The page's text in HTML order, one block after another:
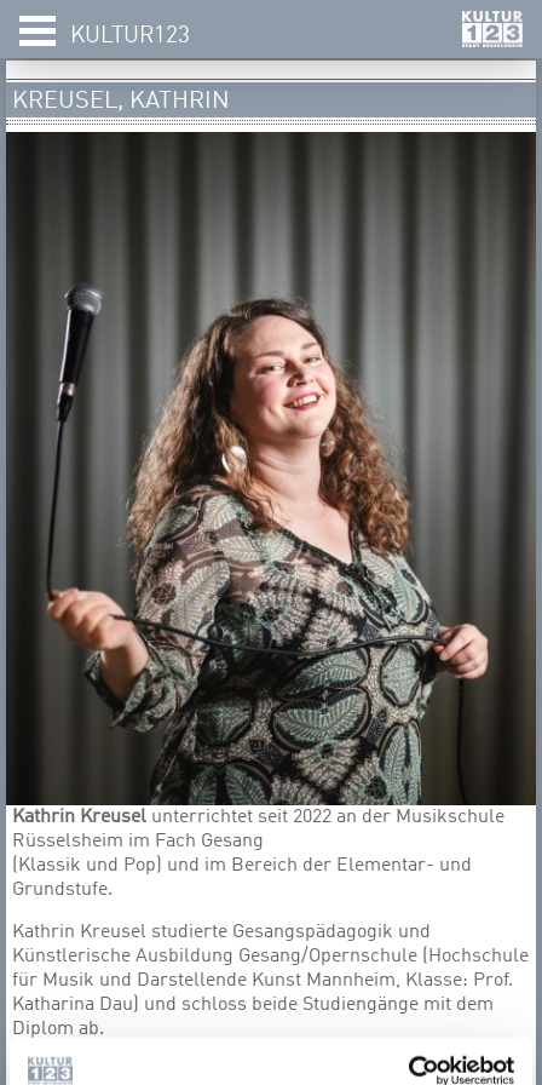
KULTUR123
KREUSEL, KATHRIN
Kathrin Kreusel unterrichtet seit 2022 an der Musikschule
Rüsselsheim im Fach Gesang
(Klassik und Pop) und im Bereich der Elementar- und
Grundstufe.
Kathrin Kreusel studierte Gesangspädagogik und
Künstlerische Ausbildung Gesang/Opernschule (Hochschule
für Musik und Darstellende Kunst Mannheim, Klasse: Prof.
Katharina Dau) und schloss beide Studiengänge mit dem
Diplom ab.
Während dieser Zeit besuchte sie zahlreiche Meisterkurse,